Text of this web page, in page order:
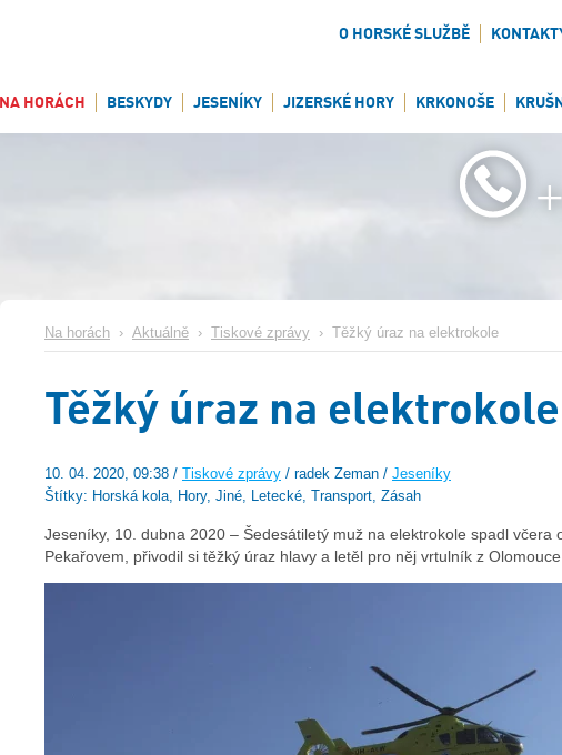
O HORSKÉ SLUŽBĚ
NA HORÁCH BESKYDY JESENÍKY JIZERSKÉ HORY KRKONOŠE
Na horách › Aktuálně › Tiskové zprávy › Těžký úraz na elektrokole
Těžký úraz na elektrokole
10. 04. 2020, 09:38 / Tiskové zprávy / radek Zeman / Jeseníky
Štítky: Horská kola, Hory, Jiné, Letecké, Transport, Zásah
Jeseníky, 10. dubna 2020 – Šedesátiletý muž na elektrokole spadl včera
Pekařovem, přivodil si těžký úraz hlavy a letěl pro něj vrtulník z Olomouce.